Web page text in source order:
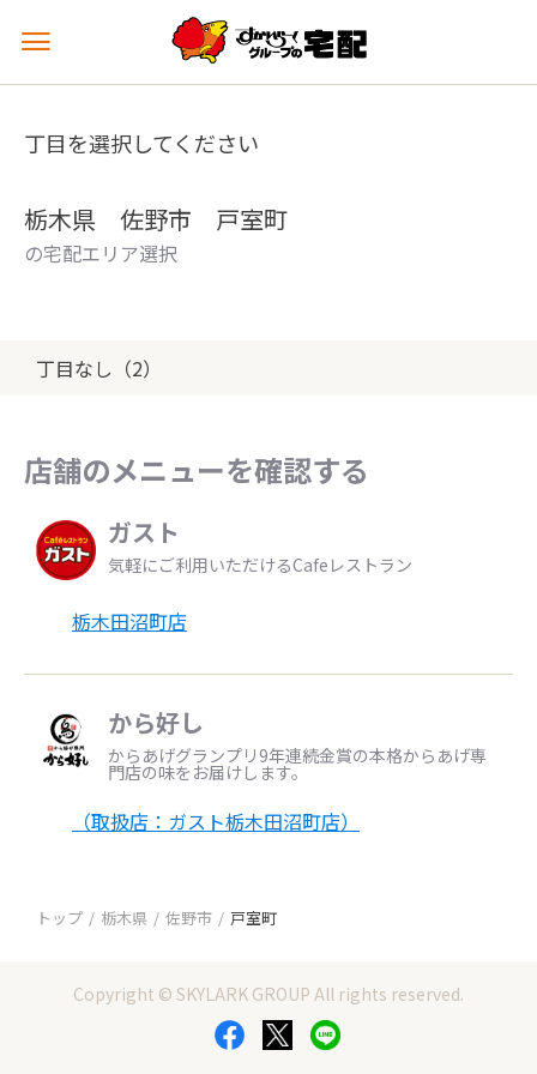
メ
ュ
を
丁目を選択してください
栃木県 佐野市 戸室町
の宅配エリア選択
丁目なし（2）
店舗のメニューを確認する
ガスト
気軽にご利用いただけるCafeレストラン
栃木田沼町店
から好し
からあげグランプリ9年連続金賞の本格からあげ専
門店の味をお届けします。
（取扱店：ガスト栃木田沼町店）
トップ 栃木県 佐野市 戸室町
Copyright © SKYLARK GROUP All rights reserved.